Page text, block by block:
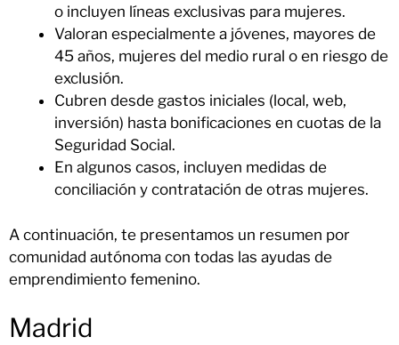
o incluyen líneas exclusivas para mujeres.
Valoran especialmente a jóvenes, mayores de
45 años, mujeres del medio rural o en riesgo de
exclusión.
Cubren desde gastos iniciales (local, web,
inversión) hasta bonificaciones en cuotas de la
Seguridad Social.
En algunos casos, incluyen medidas de
conciliación y contratación de otras mujeres.
A continuación, te presentamos un resumen por
comunidad autónoma con todas las ayudas de
emprendimiento femenino.
Madrid